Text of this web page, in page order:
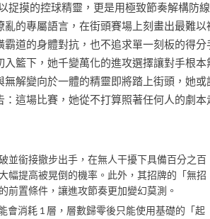
捉摸的控球精靈，更是用極致節奏解構防
的專屬語言，在街頭賽場上刻畫出最難以
道的身體對抗，也不追求單一刻板的得分
籃下，她千變萬化的進攻選擇讓對手根本
解變向於一體的精靈即將踏上街頭，她或
這場比賽，她從不打算照著任何人的劇本
並銜接撤步出手，在無人干擾下具備百分之百
幅提高被晃倒的機率。此外，其招牌的「無招
前置條件，讓進攻節奏更加變幻莫測。
會消耗 1 層，層數歸零後只能使用基礎的「起